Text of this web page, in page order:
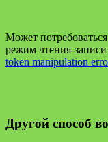
Может
режим чтения-
token manipulation
Другой способ